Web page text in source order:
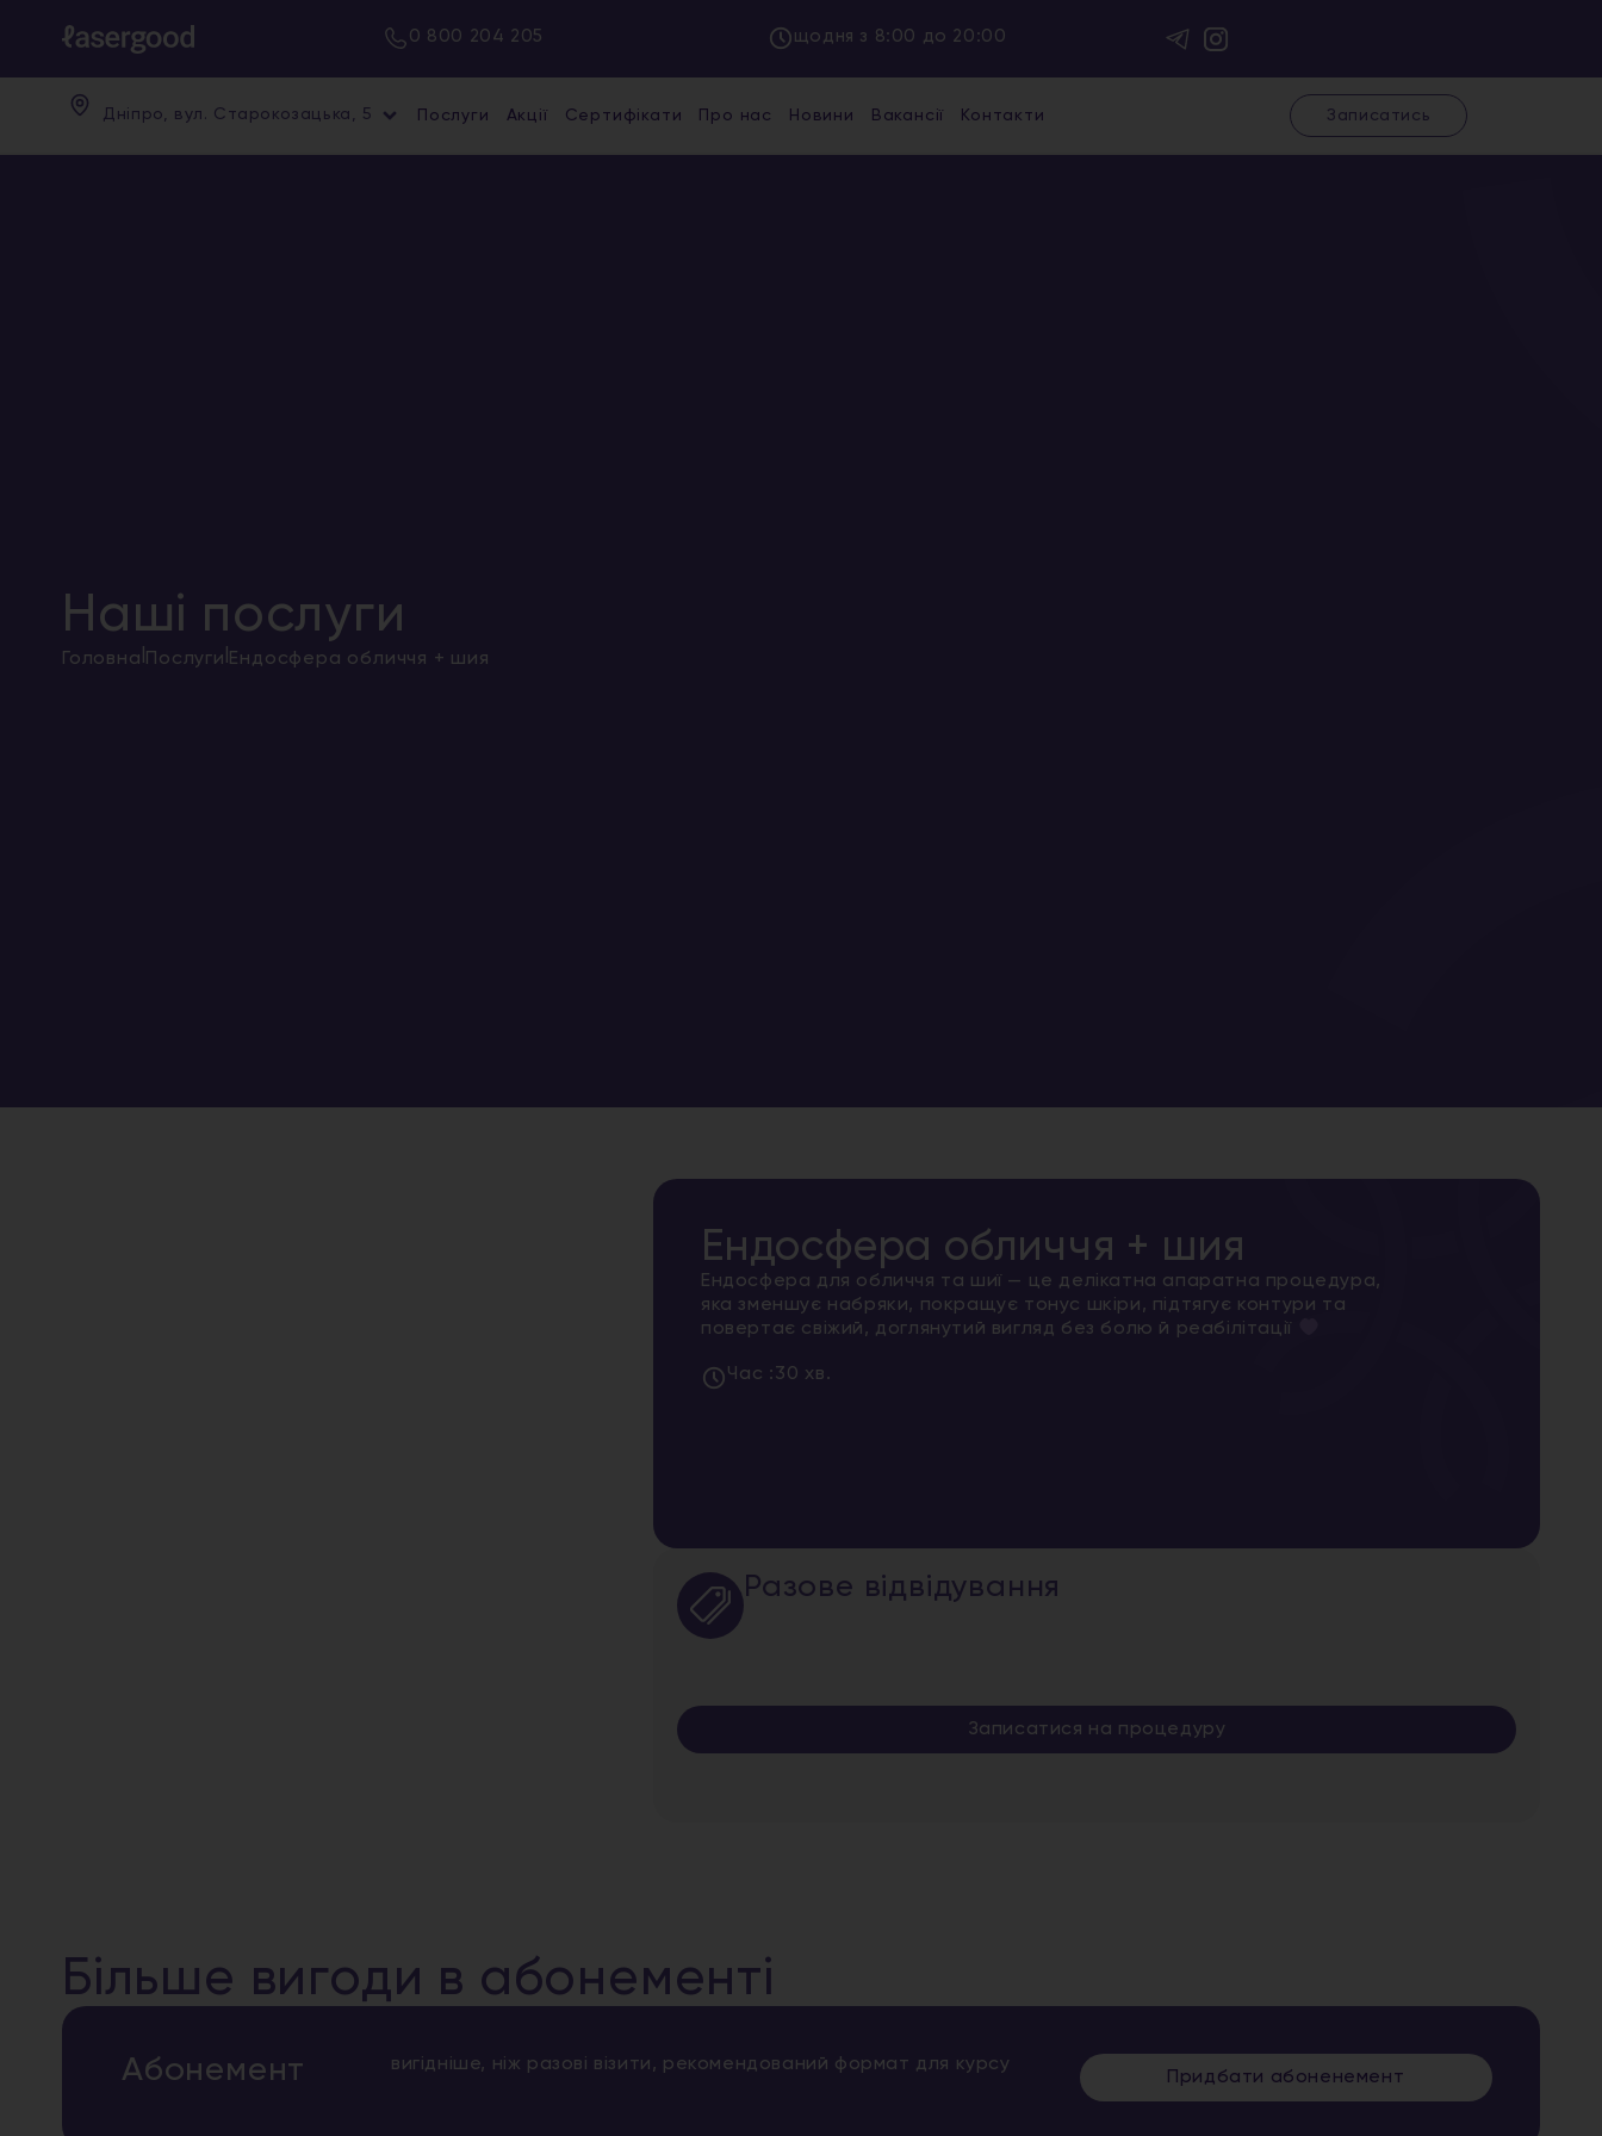
0 800 204 205 щодня з 8:00 до 20:00
Дніпро, вул. Старокозацька, 5 Послуги Акції Сертифікати Про нас Новини Вакансії Контакти Записатись
Наші послуги
Головна Послуги Ендосфера обличчя + шия
Ендосфера обличчя + шия
Ендосфера для обличчя та шиї — це делікатна апаратна процедура,
яка зменшує набряки, покращує тонус шкіри, підтягує контури та
повертає свіжий, доглянутий вигляд без болю й реабілітації
Час :30 хв.
Разове відвідування
Записатися на процедуру
Більше вигоди в абонементі
Абонемент вигідніше, ніж разові візити, рекомендований формат для курсу
Придбати абоненемент